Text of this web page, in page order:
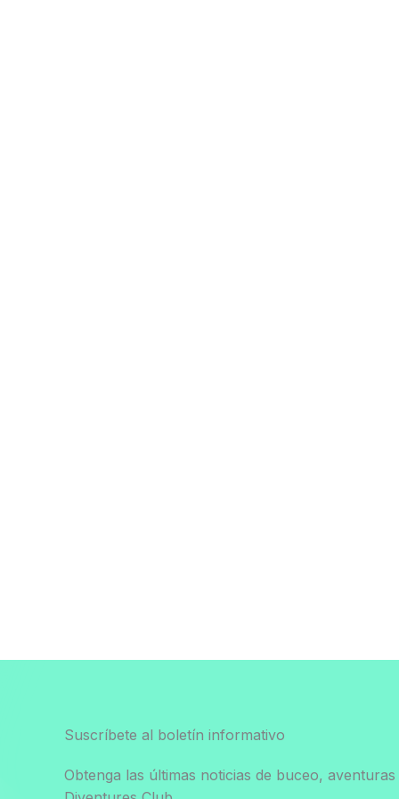
Suscríbete al boletín informativo
Obtenga las últimas noticias de buceo,